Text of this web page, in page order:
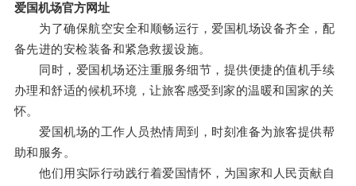
爱国机场官方网址
为了确保航空安全和顺畅运行，爱国机场设备齐全，配
备先进的安检装备和紧急救援设施。
同时，爱国机场还注重服务细节，提供便捷的值机手续
办理和舒适的候机环境，让旅客感受到家的温暖和国家的关
怀。
爱国机场的工作人员热情周到，时刻准备为旅客提供帮
助和服务。
他们用实际行动践行着爱国情怀，为国家和人民贡献自